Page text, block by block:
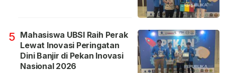
5 Mahasiswa UBSI Raih Perak
Lewat Inovasi Peringatan
Dini Banjir di Pekan Inovasi
Nasional 2026